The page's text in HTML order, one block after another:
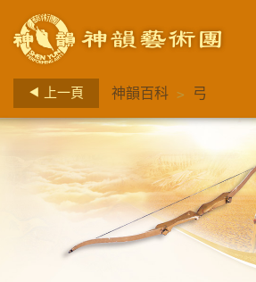
上一頁 神韻百科 > 弓